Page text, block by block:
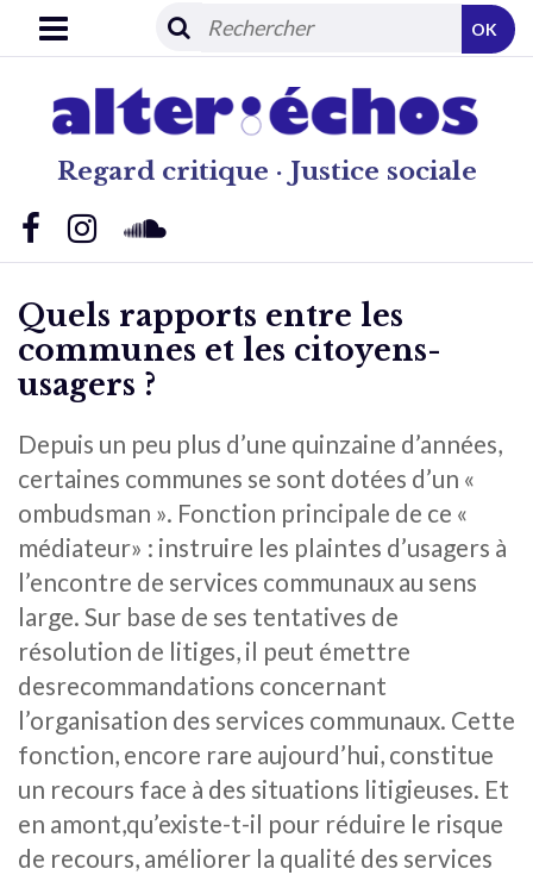
Regard critique · Justice sociale
OK
Quels rapports entre les
communes et les citoyens-
usagers ?
Depuis un peu plus d’une quinzaine d’années,
certaines communes se sont dotées d’un «
ombudsman ». Fonction principale de ce «
médiateur» : instruire les plaintes d’usagers à
l’encontre de services communaux au sens
large. Sur base de ses tentatives de
résolution de litiges, il peut émettre
desrecommandations concernant
l’organisation des services communaux. Cette
fonction, encore rare aujourd’hui, constitue
un recours face à des situations litigieuses. Et
en amont,qu’existe-t-il pour réduire le risque
de recours, améliorer la qualité des services